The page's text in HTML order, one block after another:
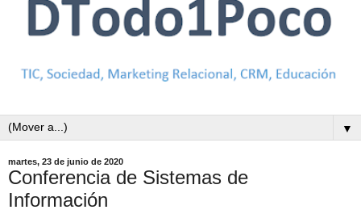
▼
martes, 23 de junio de 2020
Conferencia de Sistemas de
Información